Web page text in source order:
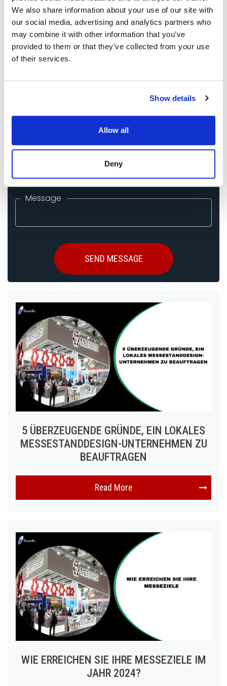
We also share information about your use of our site with
our social media, advertising and analytics partners who
may combine it with other information that you’ve
provided to them or that they’ve collected from your use
of their services.
Show details
Allow all
Deny
Email ID*
Phone
Message
5 ÜBERZEUGENDE GRÜNDE, EIN LOKALES
MESSESTANDDESIGN-UNTERNEHMEN ZU
BEAUFTRAGEN
Read More
WIE ERREICHEN SIE IHRE MESSEZIELE IM
JAHR 2024?